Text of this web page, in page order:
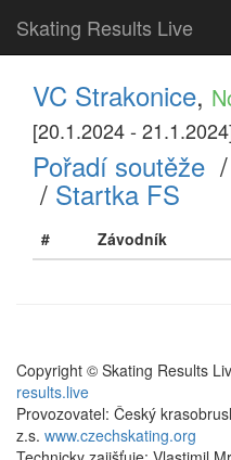
Skating Results Live
VC Strakonice,
[20.1.2024 -
Pořadí soutěže /
/ Startka FS
# Závodník
Copyright © Skating Results
results.live
Provozovatel: Český
z.s. www.czechskating.org